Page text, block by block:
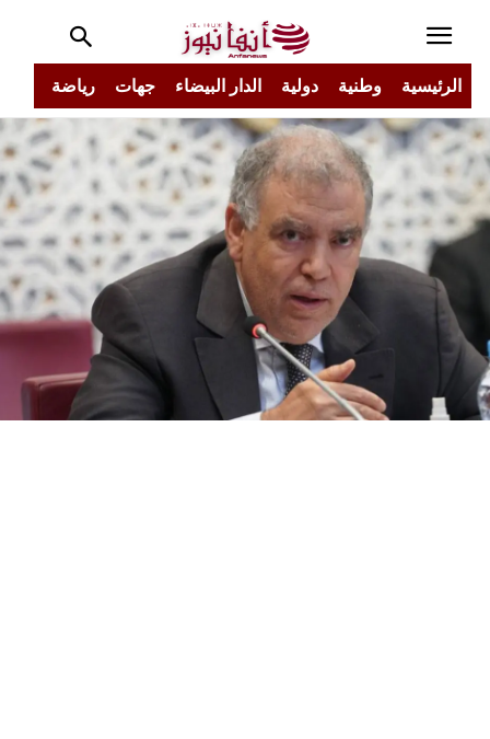
الرئيسية وطنية دولية الدار البيضاء جهات رياضة